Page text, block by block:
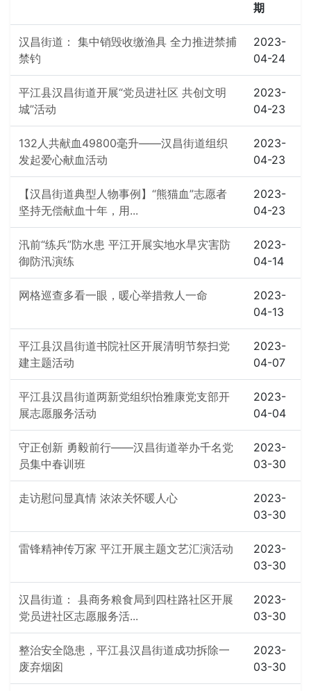
期
汉昌街道： 集中销毁收缴渔具 全力推进禁捕
禁钓
2023-
04-24
平江县汉昌街道开展“党员进社区 共创文明
城”活动
2023-
04-23
132人共献血49800毫升——汉昌街道组织
发起爱心献血活动
2023-
04-23
【汉昌街道典型人物事例】“熊猫血”志愿者
坚持无偿献血十年，用...
2023-
04-23
汛前“练兵”防水患 平江开展实地水旱灾害防
御防汛演练
2023-
04-14
网格巡查多看一眼，暖心举措救人一命
2023-
04-13
平江县汉昌街道书院社区开展清明节祭扫党
建主题活动
2023-
04-07
平江县汉昌街道两新党组织怡雅康党支部开
展志愿服务活动
2023-
04-04
守正创新 勇毅前行——汉昌街道举办千名党
员集中春训班
2023-
03-30
走访慰问显真情 浓浓关怀暖人心
2023-
03-30
雷锋精神传万家 平江开展主题文艺汇演活动
2023-
03-30
汉昌街道： 县商务粮食局到四柱路社区开展
党员进社区志愿服务活...
2023-
03-30
整治安全隐患，平江县汉昌街道成功拆除一
废弃烟囱
2023-
03-30